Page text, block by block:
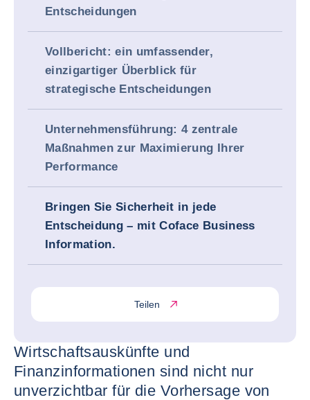
Entscheidungen
Vollbericht: ein umfassender,
einzigartiger Überblick für
strategische Entscheidungen
Unternehmensführung: 4 zentrale
Maßnahmen zur Maximierung Ihrer
Performance
Bringen Sie Sicherheit in jede
Entscheidung – mit Coface Business
Information.
Teilen
Wirtschaftsauskünfte und
Finanzinformationen sind nicht nur
unverzichtbar für die Vorhersage von